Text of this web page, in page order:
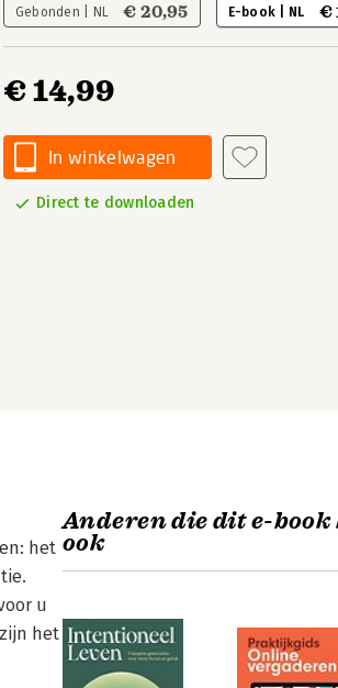
Gebonden | NL € 20,95 E-book | NL €
€ 14,99
In winkelwagen
Direct te downloaden
het
u
het
Anderen die dit e-
ook